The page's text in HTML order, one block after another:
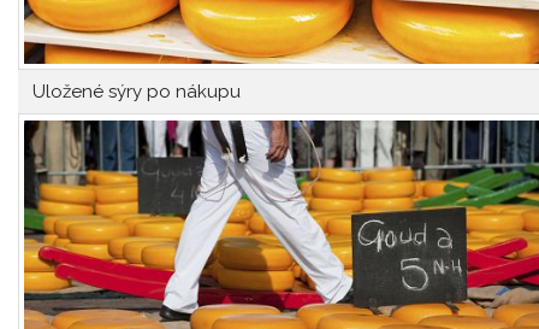
Uložené sýry po nákupu